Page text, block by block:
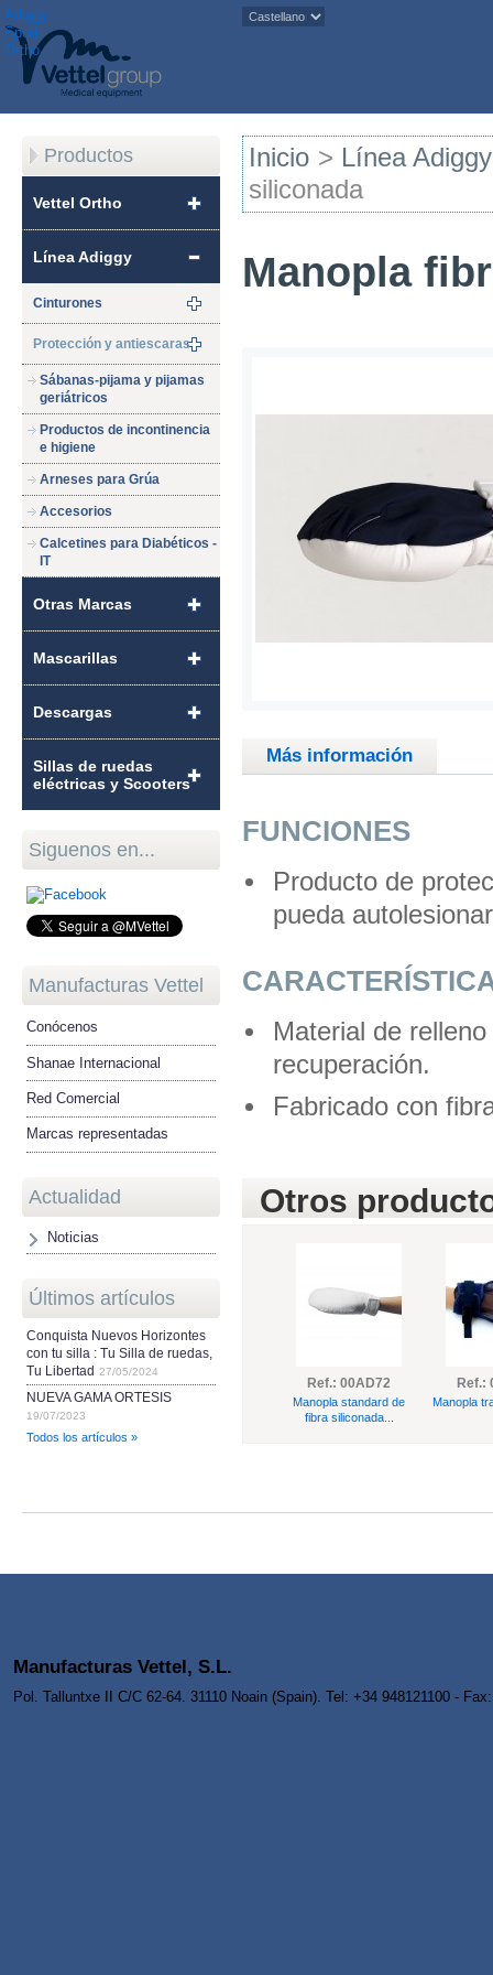
Adiggy
Sport
Ortho
Productos
Vettel Ortho
Línea Adiggy
Cinturones
Protección y antiescaras
Sábanas-pijama y pijamas
geriátricos
Productos de incontinencia
e higiene
Arneses para Grúa
Accesorios
Calcetines para Diabéticos -
IT
Otras Marcas
Mascarillas
Descargas
Sillas de ruedas
eléctricas y Scooters
Siguenos en...
Manufacturas Vettel
Conócenos
Shanae Internacional
Red Comercial
Marcas representadas
Actualidad
Noticias
Últimos artículos
Conquista Nuevos Horizontes
con tu silla : Tu Silla de ruedas,
Tu Libertad
27/05/2024
NUEVA GAMA ORTESIS
19/07/2023
Todos los artículos »
Inicio > Línea Adiggy
siliconada
Manopla
Más información
FUNCIONES
Producto de
pueda
Material de
recuperación.
Fabricado con
Otros
Ref.: 00AD72
Manopla standard de
fibra siliconada...
Ref.:
Manopla
Manufacturas Vettel, S.L.
Pol. Talluntxe II C/C 62-64. 31110 Noain (Spain). Tel: +34 948121100 -